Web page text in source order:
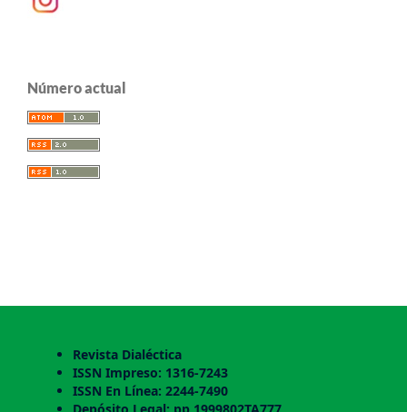
Número actual
Revista Dialéctica
ISSN Impreso: 1316-7243
ISSN En Línea: 2244-7490